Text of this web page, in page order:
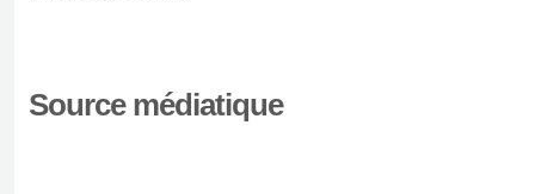
Source médiatique